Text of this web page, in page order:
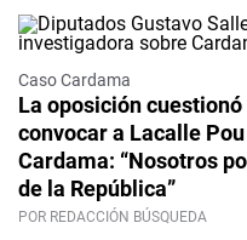
Caso Cardama
La oposición
convocar a Lacalle
Cardama: “Nosotros
de la República”
POR REDACCIÓN BÚSQUEDA